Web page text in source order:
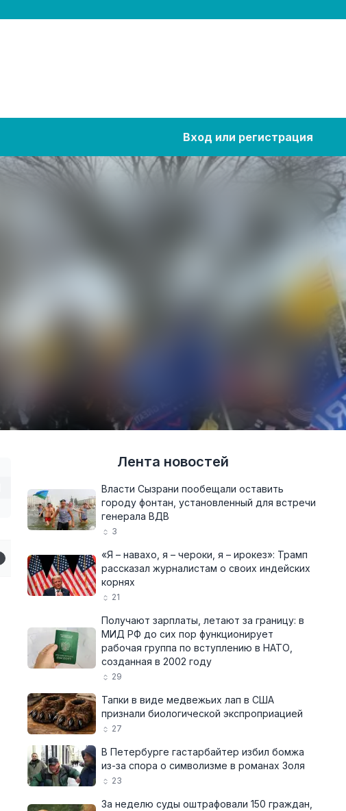
Вход или регистрация
Лента новостей
Власти Сызрани пообещали оставить
городу фонтан, установленный для встречи
генерала ВДВ
3
«Я – навахо, я – чероки, я – ирокез»: Трамп
рассказал журналистам о своих индейских
корнях
21
Получают зарплаты, летают за границу: в
МИД РФ до сих пор функционирует
рабочая группа по вступлению в НАТО,
созданная в 2002 году
29
Тапки в виде медвежьих лап в США
признали биологической экспроприацией
27
В Петербурге гастарбайтер избил бомжа
из-за спора о символизме в романах Золя
23
За неделю суды оштрафовали 150 граждан,